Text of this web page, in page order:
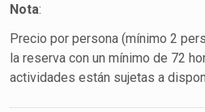
Nota:
Precio por persona (mínimo 2
la reserva con un mínimo de 72
actividades están sujetas a